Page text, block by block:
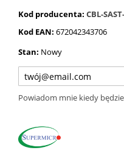
Kod producenta: CBL-
Kod EAN: 672042343706
Stan: Nowy
Powiadom mnie kiedy